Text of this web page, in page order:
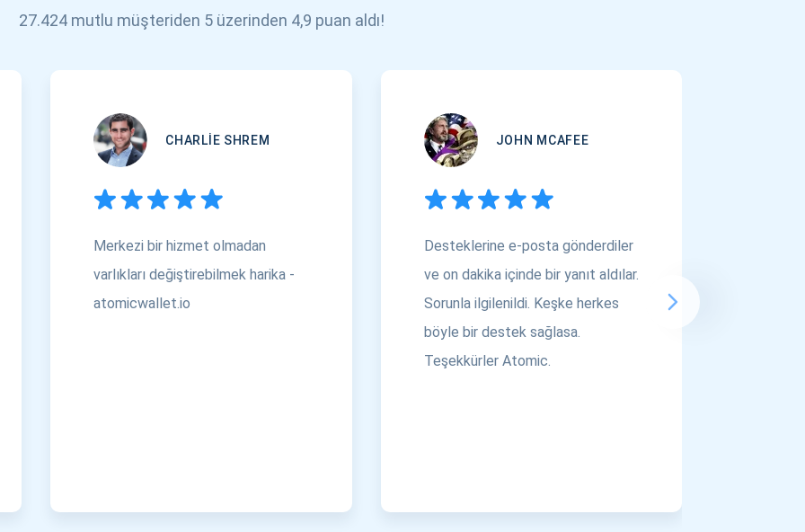
27.424 mutlu müşteriden 5 üzerinden 4,9 puan aldı!
CHARLIE SHREM
Merkezi bir hizmet olmadan
varlıkları değiştirebilmek harika -
atomicwallet.io
JOHN MCAFEE
Desteklerine e-posta gönderdiler
ve on dakika içinde bir yanıt aldılar.
Sorunla ilgilenildi. Keşke herkes
böyle bir destek sağlasa.
Teşekkürler Atomic.